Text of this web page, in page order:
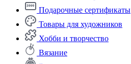
Подарочные сертификаты
Товары для художников
Хобби и творчество
Вязание